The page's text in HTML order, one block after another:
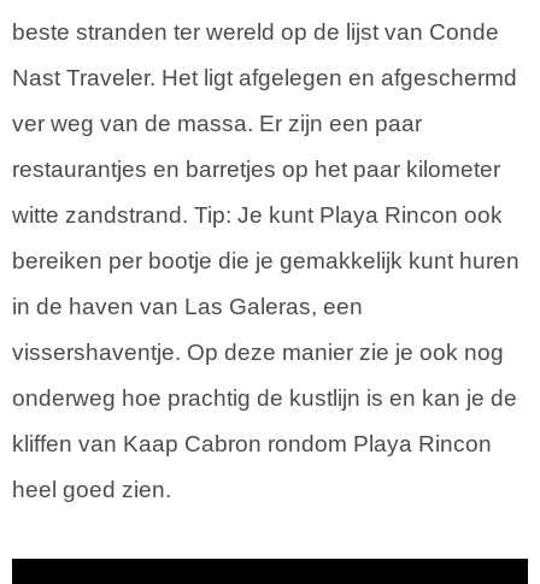
beste stranden ter wereld op de lijst van Conde
Nast Traveler. Het ligt afgelegen en afgeschermd
ver weg van de massa. Er zijn een paar
restaurantjes en barretjes op het paar kilometer
witte zandstrand. Tip: Je kunt Playa Rincon ook
bereiken per bootje die je gemakkelijk kunt huren
in de haven van Las Galeras, een
vissershaventje. Op deze manier zie je ook nog
onderweg hoe prachtig de kustlijn is en kan je de
kliffen van Kaap Cabron rondom Playa Rincon
heel goed zien.